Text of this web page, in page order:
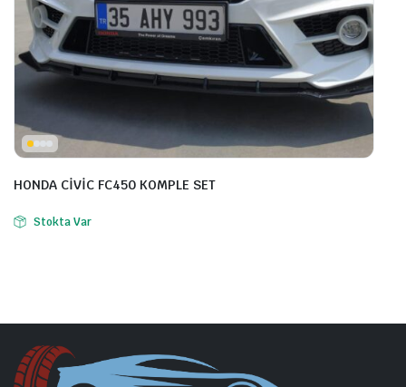
HONDA CİVİC FC450 KOMPLE SET
Stokta Var